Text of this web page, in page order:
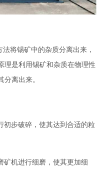
将锡矿中的杂质分离出来，
理是利用锡矿和杂质在物理性
离出来。
初步破碎，使其达到合适的粒
矿机进行细磨，使其更加细